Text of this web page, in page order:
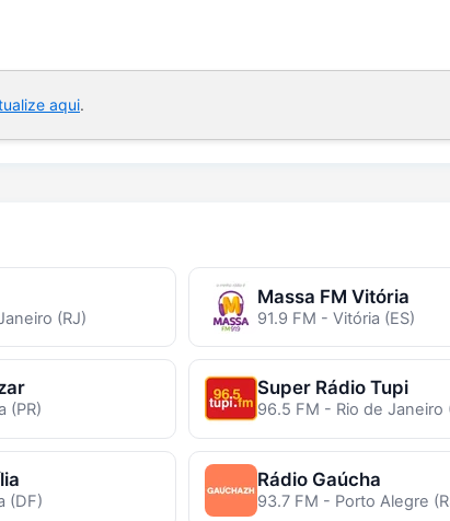
aqui.
(RJ)
Massa FM Vitória
91.9 FM - Vitória (ES)
(PR)
Super Rádio Tupi
96.5 FM - Rio de Janeiro
(DF)
Rádio Gaúcha
93.7 FM - Porto Alegre